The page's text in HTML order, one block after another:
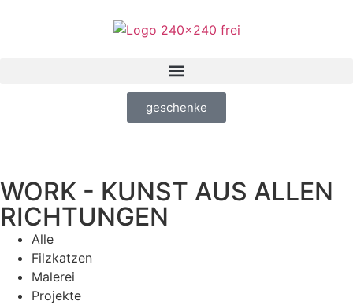
geschenke
WORK - KUNST AUS ALLEN
RICHTUNGEN
Alle
Filzkatzen
Malerei
Projekte